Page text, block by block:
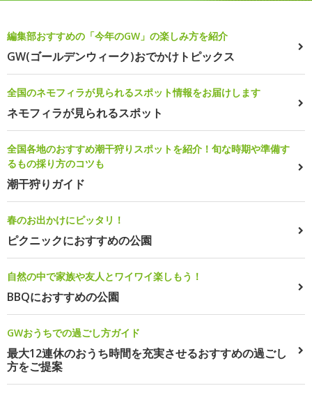
編集部おすすめの「今年のGW」の楽しみ方を紹介
GW(ゴールデンウィーク)おでかけトピックス
全国のネモフィラが見られるスポット情報をお届けします
ネモフィラが見られるスポット
全国各地のおすすめ潮干狩りスポットを紹介！旬な時期や準備す
るもの採り方のコツも
潮干狩りガイド
春のお出かけにピッタリ！
ピクニックにおすすめの公園
自然の中で家族や友人とワイワイ楽しもう！
BBQにおすすめの公園
GWおうちでの過ごし方ガイド
最大12連休のおうち時間を充実させるおすすめの過ごし
方をご提案